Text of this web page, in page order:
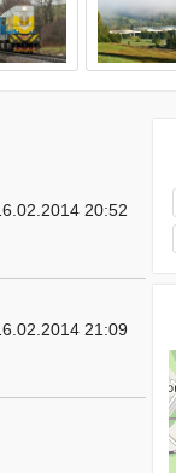
20:52
21:09